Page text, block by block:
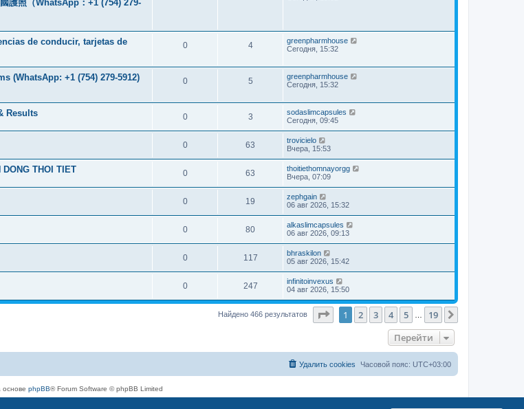
護照（WhatsApp：+1 (754) 279-
de conducir, tarjetas de
0 4
greenpharmhouse
Сегодня, 15:32
(WhatsApp: +1 (754) 279-5912)
0 5
greenpharmhouse
Сегодня, 15:32
Results 0 3
sodaslimcapsules
Сегодня, 09:45
0 63
trovicielo
Вчера, 15:53
DONG THOI TIET 0 63
thoitiethomnayorgg
Вчера, 07:09
0 19
zephgain
06 авг 2026, 15:32
0 80
alkaslimcapsules
06 авг 2026, 09:13
0 117
bhraskilon
05 авг 2026, 15:42
0 247
infinitoinvexus
04 авг 2026, 15:50
Найдено 466 результатов Страница1 из 19
1 2 3 4 5 19
Перейти
Часовой пояс: UTC+03:00
Удалить cookies
основе phpBB® Forum Software © phpBB Limited